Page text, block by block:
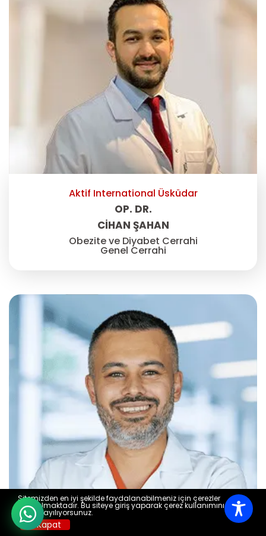
Aktif International Üsküdar
OP. DR.
CIHAN ŞAHAN
Obezite ve Diyabet Cerrahi
Genel Cerrahi
Sitemizden en iyi şekilde faydalanabilmeniz için çerezler
kullanılmaktadır. Bu siteye giriş yaparak çerez kullanımını kabul
etmiş sayılıyorsunuz.
X Kapat